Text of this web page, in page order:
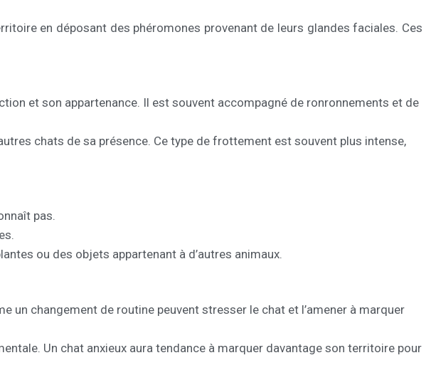
en déposant des phéromones provenant de leurs glandes faciales. Ces
et son appartenance. Il est souvent accompagné de ronronnements et de
chats de sa présence. Ce type de frottement est souvent plus intense,
pas.
ou des objets appartenant à d’autres animaux.
un changement de routine peuvent stresser le chat et l’amener à marquer
Un chat anxieux aura tendance à marquer davantage son territoire pour